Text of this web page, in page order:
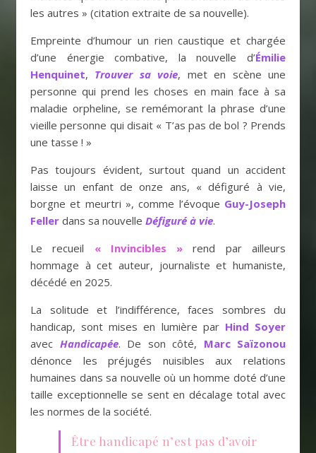
les autres » (citation extraite de sa nouvelle).
Empreinte d’humour un rien caustique et chargée
d’une énergie combative, la nouvelle d’Émilie
Henquinet, Trouver sa voie, met en scène une
personne qui prend les choses en main face à sa
maladie orpheline, se remémorant la phrase d’une
vieille personne qui disait « T’as pas de bol ? Prends
une tasse ! »
Pas toujours évident, surtout quand un accident
laisse un enfant de onze ans, « défiguré à vie,
borgne et meurtri », comme l’évoque Guy-Joseph
Feller dans sa nouvelle Défiguré à vie.
Le recueil « Invincibles » rend par ailleurs
hommage à cet auteur, journaliste et humaniste,
décédé en 2025.
La solitude et l’indifférence, faces sombres du
handicap, sont mises en lumière par Hind Soyer
avec Handicapée. De son côté, Marc Saïzonou
dénonce les préjugés nuisibles aux relations
humaines dans sa nouvelle où un homme doté d’une
taille exceptionnelle se sent en décalage total avec
les normes de la société.
Être handicapé n’est pas d’avoir